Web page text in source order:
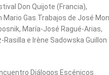
Don Quijote (Francia),
Gas.Trabajos de José
María-José Ragué-Arias,
Rasilla e Irène Sadowska Guillon
Diálogos Escénicos